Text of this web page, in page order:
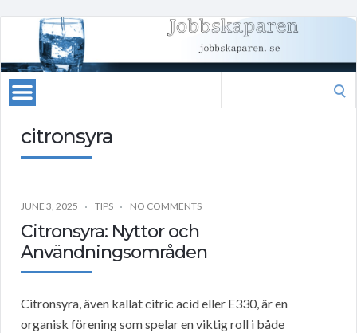
citronsyra
JUNE 3, 2025 TIPS NO COMMENTS
Citronsyra: Nyttor och
Användningsområden
Citronsyra, även kallat citric acid eller E330, är en
organisk förening som spelar en viktig roll i både